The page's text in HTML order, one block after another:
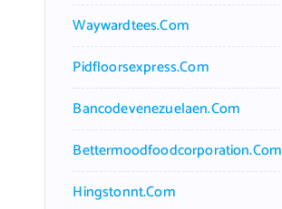
Waywardtees.com
Pidfloorsexpress.com
Bancodevenezuelaen.com
Bettermoodfoodcorporation.com
Hingstonnt.com